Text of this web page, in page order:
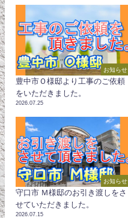
お知らせ
豊中市Ｏ様邸より工事のご依頼
をいただきました。
2026.07.25
お知らせ
守口市 Ｍ様邸のお引き渡しをさ
せていただきました。
2026.07.15